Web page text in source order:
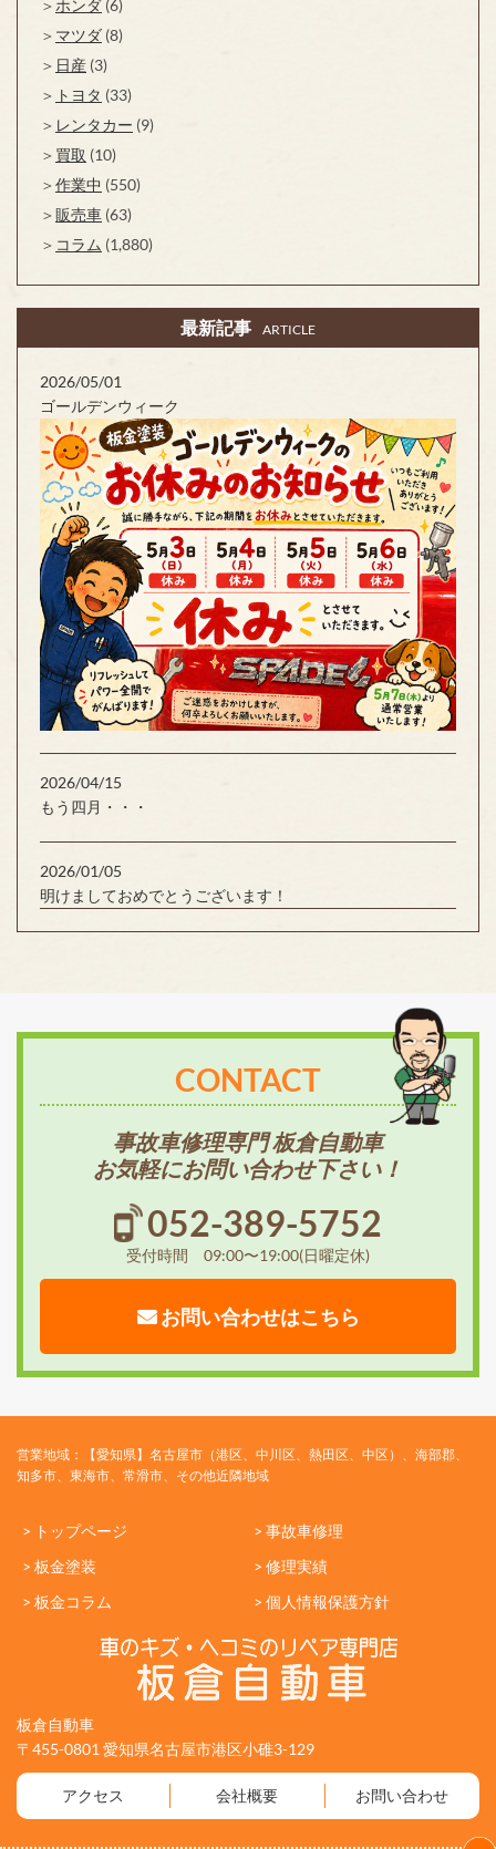
ホンダ (6)
マツダ (8)
日産 (3)
トヨタ (33)
レンタカー (9)
買取 (10)
作業中 (550)
販売車 (63)
コラム (1,880)
最新記事 ARTICLE
2026/05/01
ゴールデンウィーク
2026/04/15
もう四月・・・
2026/01/05
明けましておめでとうございます！
CONTACT
事故車修理専門 板倉自動車
お気軽にお問い合わせ下さい！
052-389-5752
受付時間 09:00〜19:00(日曜定休)
お問い合わせはこちら
営業地域：【愛知県】名古屋市（港区、中川区、熱田区、中区）、海部郡、
知多市、東海市、常滑市、その他近隣地域
> トップページ
> 事故車修理
> 板金塗装
> 修理実績
> 板金コラム
> 個人情報保護方針
板倉自動車
〒455-0801 愛知県名古屋市港区小碓3-129
アクセス 会社概要 お問い合わせ